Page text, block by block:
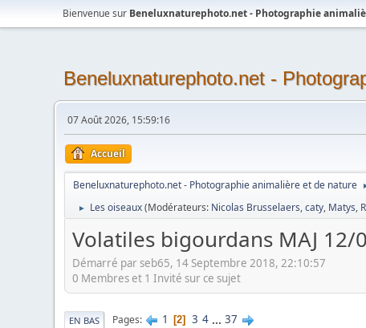
Bienvenue sur Beneluxnaturephoto.net - Photographie
Beneluxnaturephoto.net -
07 Août 2026, 15:59:16
Accueil
Beneluxnaturephoto.net - Photographie animalière et de nature
► Les oiseaux(Modérateurs: Nicolas Brusselaers,caty, Matys,
Volatiles bigourdans MAJ 12/
Démarré par seb65, 14 Septembre 2018, 22:10:57
0 Membres et 1 Invité sur ce sujet
EN BAS Pages 1 2 3 4 ... 37